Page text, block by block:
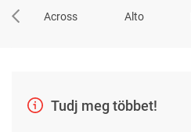
Across Alto
Tudj meg többet!